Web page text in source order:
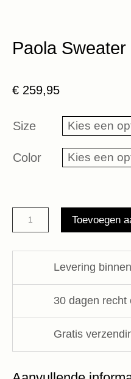
Paola Sweater
€ 259,95
Size
Color
Paola
Sweater
Toevoegen
Levering
30 dagen recht
Gratis